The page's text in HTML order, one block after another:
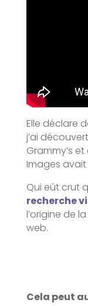
Elle déclare
j’ai
Grammy’s
Images avait
Qui eût crut
recherche
l’origine de
web.
Cela peut